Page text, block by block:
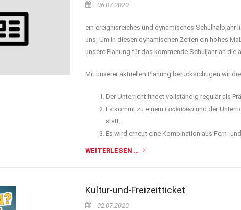
06.07.2020
ein ereignisreiches und dynamisches Schulhalbjahr
uns. Um in diesen dynamischen Zeiten ein hohes
unsere Planung für das kommende Schuljahr an die
Mit unserer aktuellen Planung berücksichtigen wir
Der Unterricht findet vollständig regulär als
Es kommt zu einem Lockdownund der
statt.
Es wird erneut eine Kombination aus Fern-
WEITERLESEN …
Kultur-und-Freizeitticket
02.07.2020